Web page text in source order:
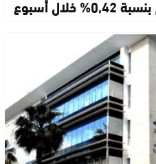
أسبوع